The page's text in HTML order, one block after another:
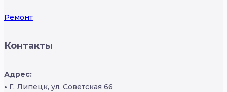
Ремонт
Контакты
Адрес:
• Г. Липецк, ул. Советская 66